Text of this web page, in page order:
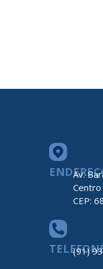
Av.
CEP:
(91)